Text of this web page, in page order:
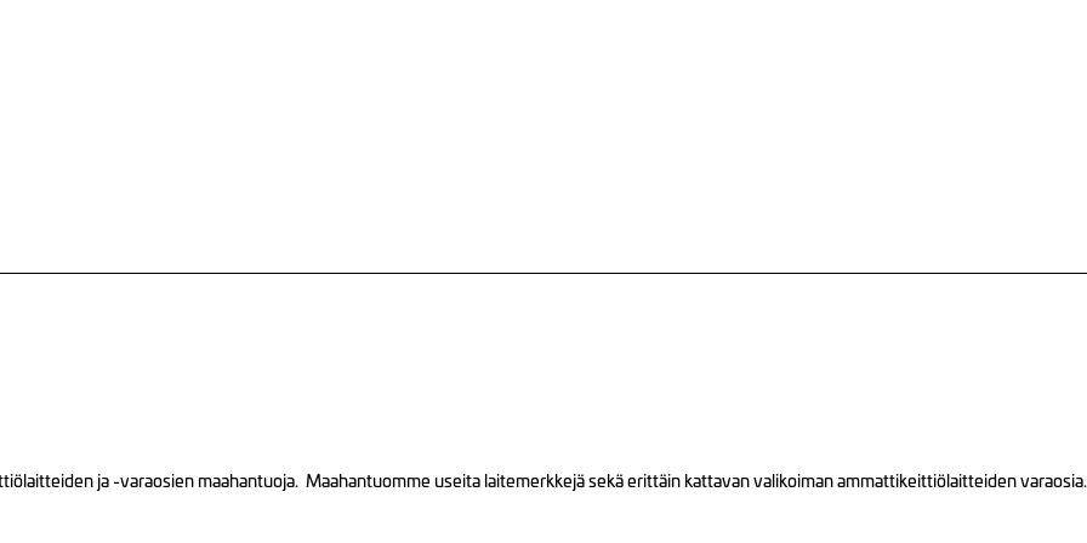
ja -varaosien maahantuoja. Maahantuomme useita laitemerkkejä sekä erittäin kattavan valikoiman ammattikeittiölaitteiden varaosia.